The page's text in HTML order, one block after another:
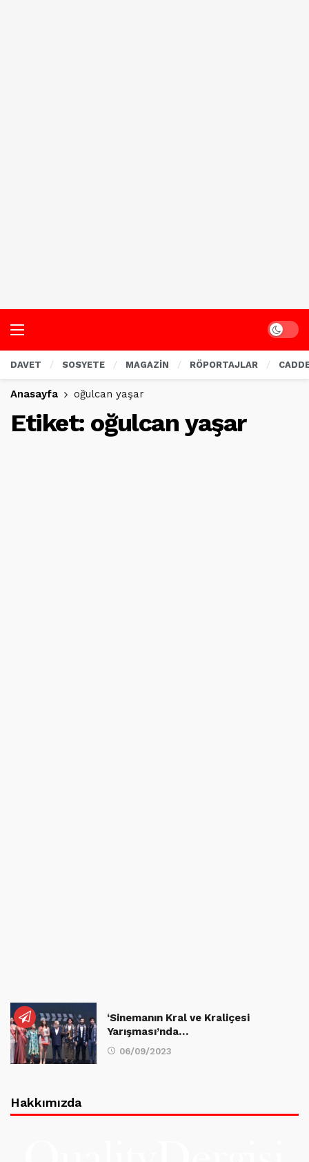
Dark
DAVET SOSYETE MAGAZİN RÖPORTAJLAR
Anasayfa oğulcan yaşar
Etiket: oğulcan yaşar
‘Sinemanın Kral ve Kraliçesi
Yarışması’nda…
06/09/2023
Hakkımızda